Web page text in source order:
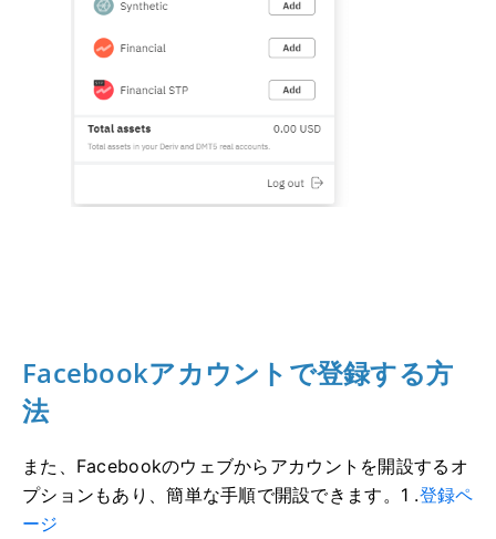
Facebookアカウントで登録する方
法
また、Facebookのウェブからアカウントを開設するオ
プションもあり、簡単な手順で開設できます。1 .登録ペ
ージ